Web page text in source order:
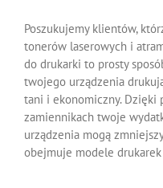
Poszukujemy klientów,
tonerów laserowych i
do drukarki to prosty
twojego urządzenia
tani i ekonomiczny. Dzięki
zamiennikach twoje
urządzenia mogą
obejmuje modele